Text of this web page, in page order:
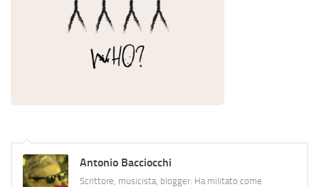
Antonio Bacciocchi
Scrittore, musicista, blogger. Ha militato come